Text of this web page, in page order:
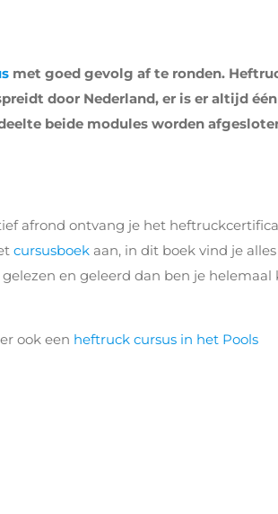
met goed gevolg af te ronden.
door Nederland, er is er altijd
beide modules worden
afrond ontvang je het
cursusboek aan, in dit boek vind je
en geleerd dan ben je helemaal
ook een heftruck cursus in het Pools